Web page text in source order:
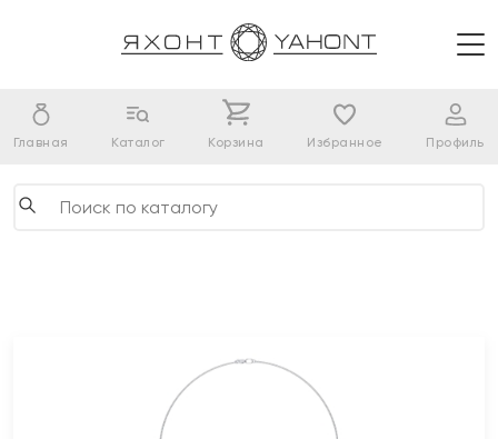
Главная Каталог Корзина Избранное Профиль